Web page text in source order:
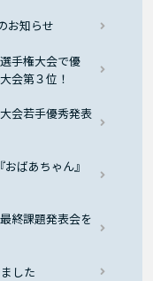
お知らせ
手権大会で優
会第３位！
会若手優秀発表
ばあちゃん』
終課題発表会を
した